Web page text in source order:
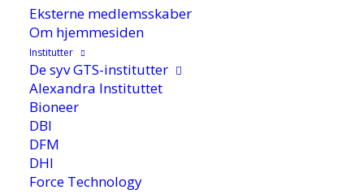
Eksterne medlemsskaber
Om hjemmesiden
Institutter
De syv GTS-institutter
Alexandra Instituttet
Bioneer
DBI
DFM
DHI
Force Technology
indsatsområder